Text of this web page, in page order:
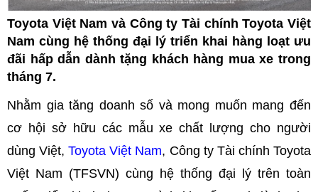
Toyota Việt Nam và Công ty Tài chính Toyota Việt
Nam cùng hệ thống đại lý triển khai hàng loạt ưu
đãi hấp dẫn dành tặng khách hàng mua xe trong
tháng 7.
Nhằm gia tăng doanh số và mong muốn mang đến
cơ hội sở hữu các mẫu xe chất lượng cho người
dùng Việt,Toyota Việt Nam, Công ty Tài chính Toyota
Việt Nam (TFSVN) cùng hệ thống đại lý trên toàn